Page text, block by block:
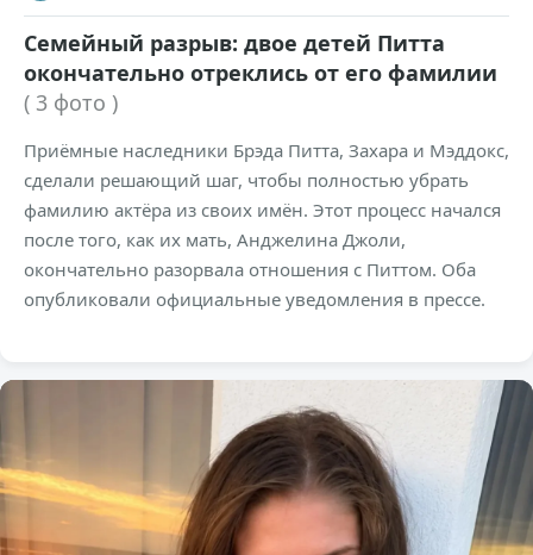
Семейный разрыв: двое детей Питта
окончательно отреклись от его фамилии
( 3 фото )
Приёмные наследники Брэда Питта, Захара и Мэддокс,
сделали решающий шаг, чтобы полностью убрать
фамилию актёра из своих имён. Этот процесс начался
после того, как их мать, Анджелина Джоли,
окончательно разорвала отношения с Питтом. Оба
опубликовали официальные уведомления в прессе.